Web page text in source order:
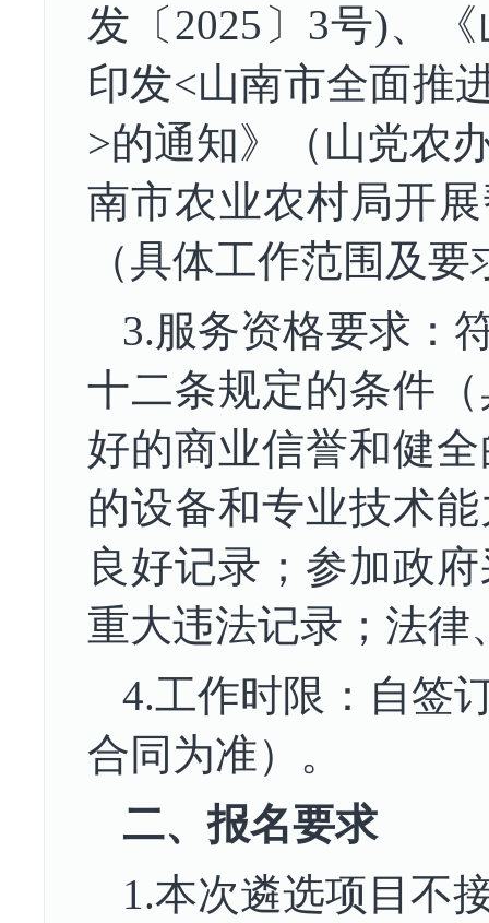
发〔2025〕3号)、
印发<山南市全面推
>的通知》（山党农
南市农业农村局开
（具体工作范围及
3.服务资格要求：
十二条规定的条件
好的商业信誉和健
的设备和专业技术
良好记录；参加政
重大违法记录；法律
4.工作时限： 自签
合同为准）。
二、报名要求
1.本次遴选项目不